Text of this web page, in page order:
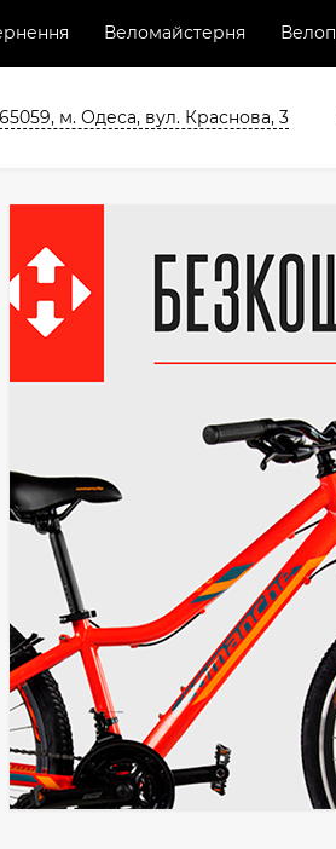
Веломайстерня
65059, м. Одеса, вул. Краснова, 3